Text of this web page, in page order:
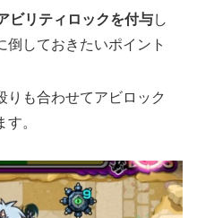
ビリティロックを付与し
倒しておきたいポイント
りも合わせてアビロック
。